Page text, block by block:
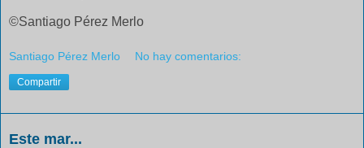
©Santiago Pérez Merlo
Santiago Pérez Merlo No hay comentarios:
Compartir
Este mar...